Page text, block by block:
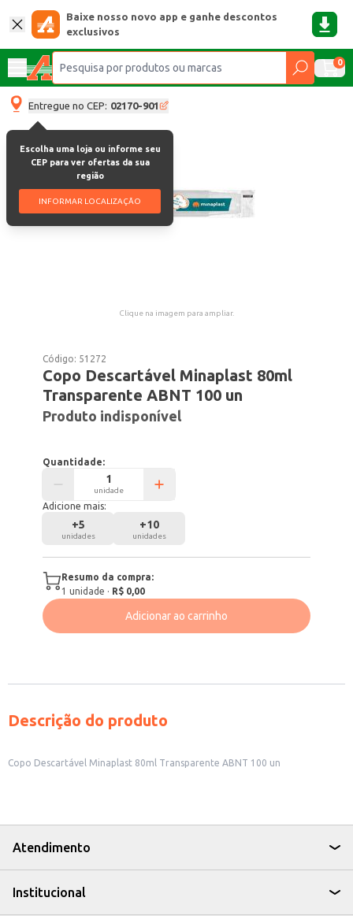
Baixe nosso novo app e ganhe descontos
exclusivos
0
Entregue no CEP: 02170-901
Escolha uma loja ou informe seu
CEP para ver ofertas da sua
região
INFORMAR LOCALIZAÇÃO
Clique na imagem para ampliar.
Código: 51272
Copo Descartável Minaplast 80ml
Transparente ABNT 100 un
Produto indisponível
Quantidade:
unidade
Adicione mais:
+5
unidades
+10
unidades
Resumo da compra:
1 unidade · R$ 0,00
Adicionar ao carrinho
Descrição do produto
Copo Descartável Minaplast 80ml Transparente ABNT 100 un
Atendimento
Institucional